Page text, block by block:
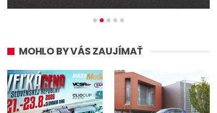
MOHLO BY VÁS ZAUJÍMAŤ